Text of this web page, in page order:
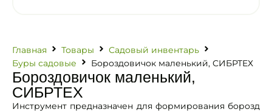
Главная Товары
Садовый инвентарь
Буры садовые
Бороздовичок маленький, СИБРТЕХ
Бороздовичок маленький,
СИБРТЕХ
Инструмент предназначен для формирования борозд